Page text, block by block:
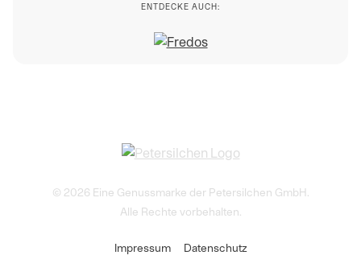
ENTDECKE AUCH:
© 2026 Eine Genussmarke der Petersilchen GmbH.
Alle Rechte vorbehalten.
Impressum Datenschutz